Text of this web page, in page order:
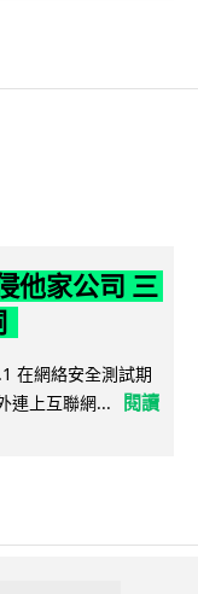
他家公司 三
在網絡安全測試期
連上互聯網...
閱讀